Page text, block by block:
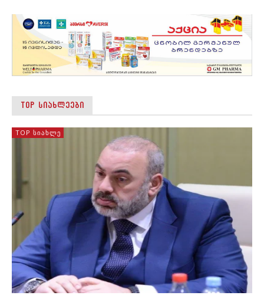
TOP ᲡᲘᲐᲮᲚᲔᲔᲑᲘ
TOP ᲡᲘᲐᲮᲚᲔ